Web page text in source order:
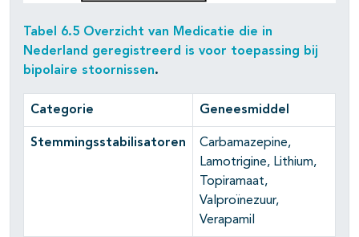
Tabel 6.5 Overzicht van Medicatie die in
Nederland geregistreerd is voor toepassing bij
bipolaire stoornissen.
Categorie Geneesmiddel
Stemmingsstabilisatoren
Carbamazepine,
Lamotrigine, Lithium,
Topiramaat,
Valproïnezuur,
Verapamil